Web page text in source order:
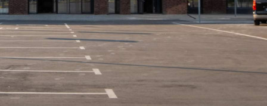
Характеристики помещения
№ объявления
103817
Дата размещения
09.06.2023
Город
Мытищи
Адрес
поселок Вешки, Заводская улица, д.стр16